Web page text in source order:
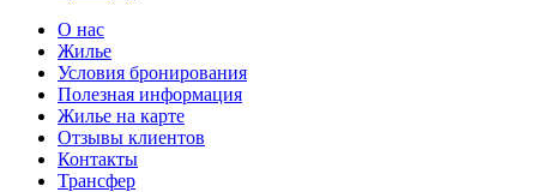
О нас
Жилье
Условия бронирования
Полезная информация
Жилье на карте
Отзывы клиентов
Контакты
Трансфер